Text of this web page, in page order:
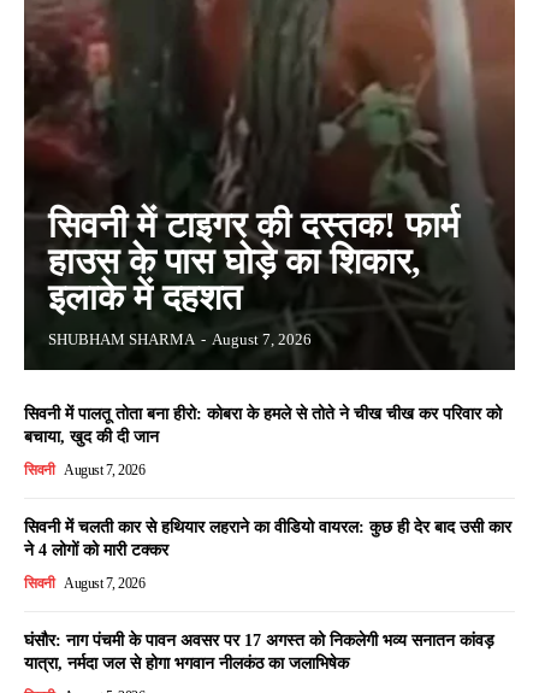
सिवनी में टाइगर की दस्तक! फार्म
हाउस के पास घोड़े का शिकार,
इलाके में दहशत
SHUBHAM SHARMA - August 7, 2026
सिवनी में पालतू तोता बना हीरो: कोबरा के हमले से तोते ने चीख चीख कर परिवार को
बचाया, खुद की दी जान
सिवनी August 7, 2026
सिवनी में चलती कार से हथियार लहराने का वीडियो वायरल: कुछ ही देर बाद उसी कार
ने 4 लोगों को मारी टक्कर
सिवनी August 7, 2026
घंसौर: नाग पंचमी के पावन अवसर पर 17 अगस्त को निकलेगी भव्य सनातन कांवड़
यात्रा, नर्मदा जल से होगा भगवान नीलकंठ का जलाभिषेक